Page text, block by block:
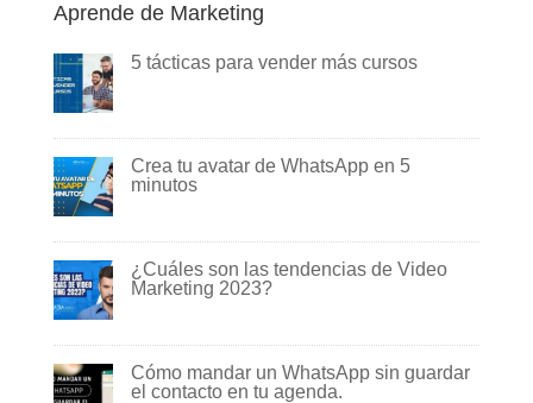
Aprende de Marketing
5 tácticas para vender más cursos
Crea tu avatar de WhatsApp en 5
minutos
¿Cuáles son las tendencias de Video
Marketing 2023?
Cómo mandar un WhatsApp sin guardar
el contacto en tu agenda.